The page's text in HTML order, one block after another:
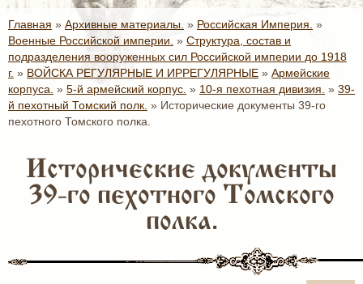
Главная » Архивные материалы. » Российская Империя. »
Военные Российской империи. » Структура, состав и
подразделения вооруженных сил Российской империи до 1918
г. » ВОЙСКА РЕГУЛЯРНЫЕ И ИРРЕГУЛЯРНЫЕ » Армейские
корпуса. » 5-й армейский корпус. » 10-я пехотная дивизия. » 39-
й пехотный Томский полк. » Исторические документы 39-го
пехотного Томского полка.
Исторические документы
39-го пехотного Томского
полка.